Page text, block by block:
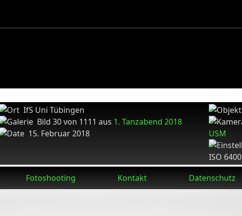
IfS Uni Tübingen
Bild 30 von 1111 aus 1. Tanzabend 2018
15. Februar 2018
USM
ISO 6400
Fotoshooting Kontakt Datenschutz